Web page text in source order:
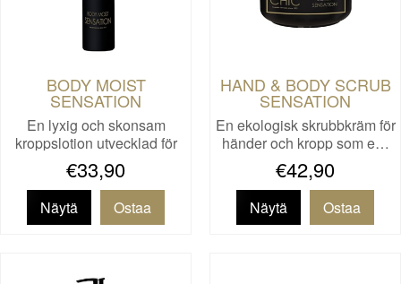
BODY MOIST
SENSATION
En lyxig och skonsam
kroppslotion utvecklad för
to…
€33,90
Näytä
HAND & BODY SCRUB
SENSATION
En ekologisk skrubbkräm för
händer och kropp som e…
€42,90
Näytä